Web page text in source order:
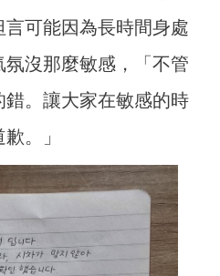
可能因為長時間身處
沒那麼敏感，「不管
。讓大家在敏感的時
。」